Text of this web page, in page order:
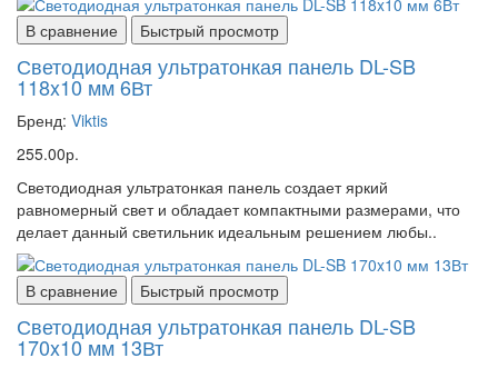
В сравнение Быстрый просмотр
Светодиодная ультратонкая панель DL-SB
118x10 мм 6Вт
Бренд: Viktis
255.00р.
Светодиодная ультратонкая панель создает яркий
равномерный свет и обладает компактными размерами, что
делает данный светильник идеальным решением любы..
В сравнение Быстрый просмотр
Светодиодная ультратонкая панель DL-SB
170x10 мм 13Вт